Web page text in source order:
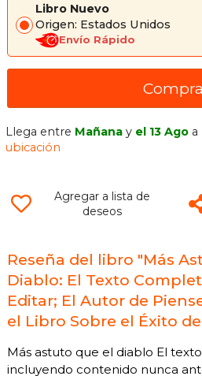
Libro Nuevo
Origen: Estados Unidos
Envío Rápido
Llega entre Mañana y el 13 Ago a
ubicación
Agregar a lista de
deseos
Reseña del libro "Más
Diablo: El Texto
Editar; El Autor de
el Libro Sobre el Éxito
Más astuto que el diablo El
incluyendo contenido nunca